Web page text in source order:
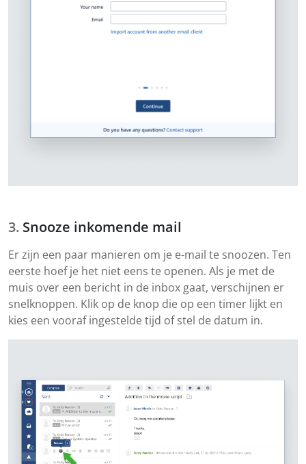
Snooze inkomende mail
Er zijn een paar manieren om je e-mail te snoozen. Ten
eerste hoef je het niet eens te openen. Als je met de
muis over een bericht in de inbox gaat, verschijnen er
snelknoppen. Klik op de knop die op een timer lijkt en
kies een vooraf ingestelde tijd of stel de datum in.